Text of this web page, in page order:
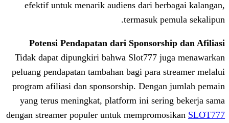
efektif untuk menarik audiens dari
termasuk
Potensi Pendapatan dari
Tidak dapat dipungkiri bahwa Slot777
peluang pendapatan tambahan bagi
program afiliasi dan sponsorship.
yang terus meningkat, platform ini
dengan streamer populer untuk